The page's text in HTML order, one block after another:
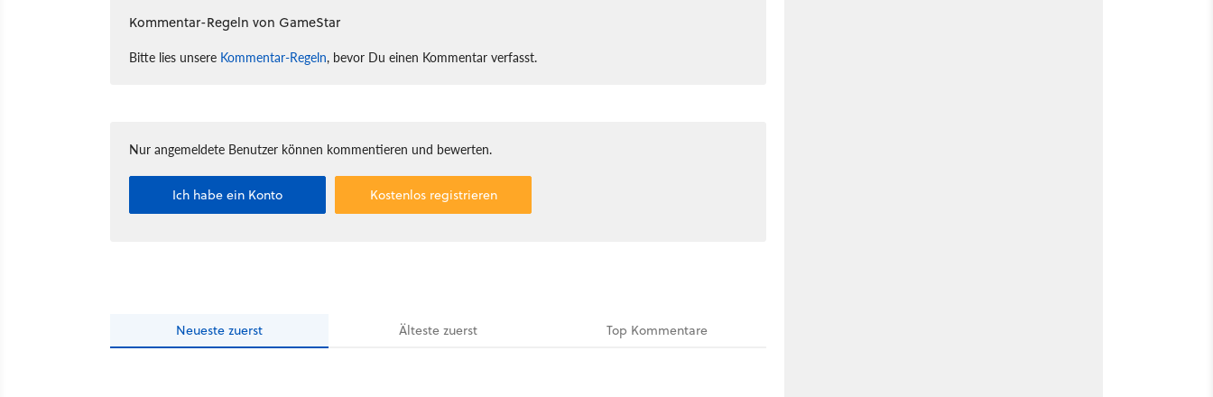
Kommentar-Regeln von GameStar
Bitte lies unsere Kommentar-Regeln, bevor Du einen Kommentar verfasst.
Nur angemeldete Benutzer können kommentieren und bewerten.
Ich habe ein Konto Kostenlos registrieren
Neueste zuerst Ältestezuerst Top Kommentare